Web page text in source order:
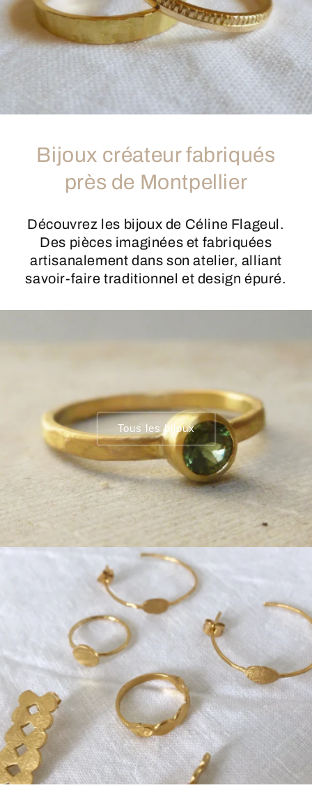
Bijoux créateur fabriqués
près de Montpellier
Découvrez les bijoux de Céline Flageul.
Des pièces imaginées et fabriquées
artisanalement dans son atelier, alliant
savoir-faire traditionnel et design épuré.
Tous les bijoux